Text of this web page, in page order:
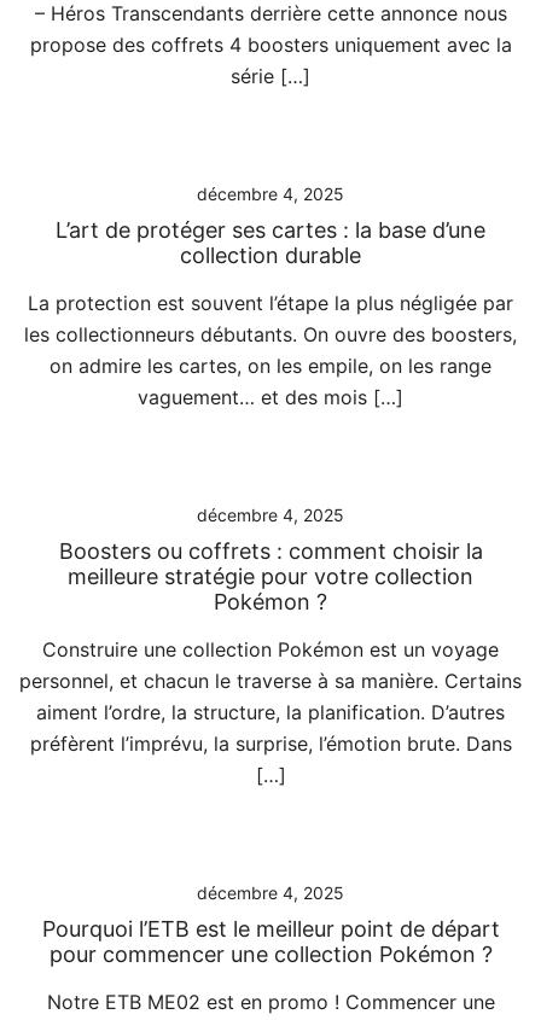
– Héros Transcendants derrière cette annonce nous
propose des coffrets 4 boosters uniquement avec la
série […]
décembre 4, 2025
L’art de protéger ses cartes : la base d’une
collection durable
La protection est souvent l’étape la plus négligée par
les collectionneurs débutants. On ouvre des boosters,
on admire les cartes, on les empile, on les range
vaguement… et des mois […]
décembre 4, 2025
Boosters ou coffrets : comment choisir la
meilleure stratégie pour votre collection
Pokémon ?
Construire une collection Pokémon est un voyage
personnel, et chacun le traverse à sa manière. Certains
aiment l’ordre, la structure, la planification. D’autres
préfèrent l’imprévu, la surprise, l’émotion brute. Dans
[…]
décembre 4, 2025
Pourquoi l’ETB est le meilleur point de départ
pour commencer une collection Pokémon ?
Notre ETB ME02 est en promo ! Commencer une